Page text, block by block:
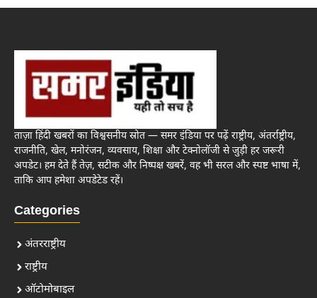
ताज़ा हिंदी खबरों का विश्वसनीय स्रोत — समर इंडिया पर पढ़ें राष्ट्रीय, अंतर्राष्ट्रीय,
राजनीति, खेल, मनोरंजन, व्यवसाय, शिक्षा और टेक्नोलॉजी से जुड़ी हर जरूरी
अपडेट। हम देते हैं तेज़, सटीक और निष्पक्ष खबरें, वह भी सरल और स्पष्ट भाषा में,
ताकि आप हमेशा अपडेटेड रहें।
Categories
अंतरराष्ट्रीय
राष्ट्रीय
ऑटोमोबाइल